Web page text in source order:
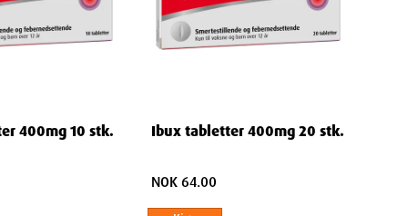
400mg 10 stk. Ibux tabletter 400mg 20 stk.
NOK 64.00